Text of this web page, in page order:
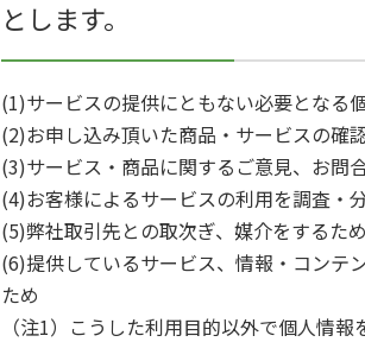
とします。
(1)サービスの提供にともない必要となる
(2)お申し込み頂いた商品・サービスの確
(3)サービス・商品に関するご意見、お問
(4)お客様によるサービスの利用を調査・
(5)弊社取引先との取次ぎ、媒介をするため
(6)提供しているサービス、情報・コンテ
ため
（注1）こうした利用目的以外で個人情